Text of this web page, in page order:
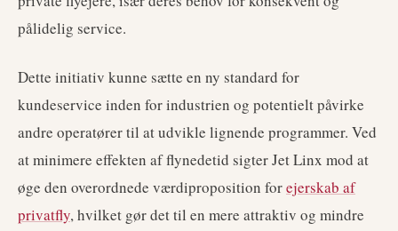
pålidelig service.
Dette initiativ kunne sætte en ny standard for
kundeservice inden for industrien og potentielt påvirke
andre operatører til at udvikle lignende programmer. Ved
at minimere effekten af flynedetid sigter Jet Linx mod at
øge den overordnede værdiproposition forejerskab af
privatfly, hvilket gør det til en mere attraktiv og mindre